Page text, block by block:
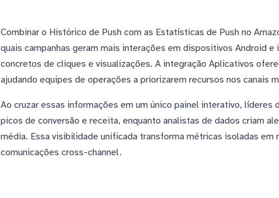
Combinar o Histórico de Push com as Estatísticas de Push no
quais campanhas geram mais interações em dispositivos Android
concretos de cliques e visualizações. A integração Aplicativos
ajudando equipes de operações a priorizarem recursos nos canais
Ao cruzar essas informações em um único painel interativo,
picos de conversão e receita, enquanto analistas de dados criam
média. Essa visibilidade unificada transforma métricas isoladas
comunicações cross-channel.